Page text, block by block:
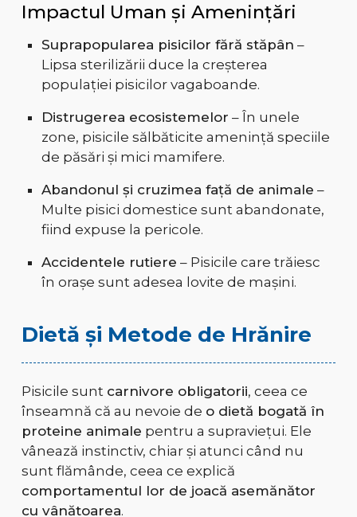
Impactul Uman și Amenințări
Suprapopularea pisicilor fără stăpân –
Lipsa sterilizării duce la creșterea
populației pisicilor vagaboande.
Distrugerea ecosistemelor – În unele
zone, pisicile sălbăticite amenință speciile
de păsări și mici mamifere.
Abandonul și cruzimea față de animale –
Multe pisici domestice sunt abandonate,
fiind expuse la pericole.
Accidentele rutiere – Pisicile care trăiesc
în orașe sunt adesea lovite de mașini.
Dietă și Metode de Hrănire
Pisicile sunt carnivore obligatorii, ceea ce
înseamnă că au nevoie de o dietă bogată în
proteine animale pentru a supraviețui. Ele
vânează instinctiv, chiar și atunci când nu
sunt flămânde, ceea ce explică
comportamentul lor de joacă asemănător
cu vânătoarea.